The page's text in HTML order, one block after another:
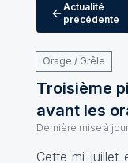
Actualité
précédente
Orage / Grêle
Troisième
avant les
Dernière mise à
Cette mi-juillet